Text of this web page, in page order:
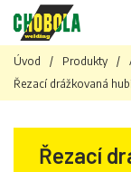
Úvod / Produkty /
Řezací drážkovaná
Řezací